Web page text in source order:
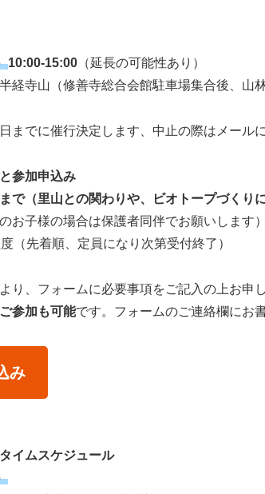
10:00-15:00 （延長の可能性あり）
経寺山（修善寺総合会館駐車場集合後、山
までに催行決定します、中止の際はメールに
参加申込み
で（里山との関わりや、ビオトープづくり
お子様の場合は保護者同伴でお願いします）
（先着順、定員になり次第受付終了）
り、フォームに必要事項をご記入の上お申
参加も可能です。フォームのご連絡欄にお
み
イムスケジュール